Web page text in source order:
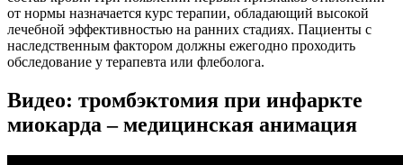
от нормы назначается курс терапии, обладающий высокой
лечебной эффективностью на ранних стадиях. Пациенты с
наследственным фактором должны ежегодно проходить
обследование у терапевта или флеболога.
Видео: тромбэктомия при инфаркте
миокарда – медицинская анимация